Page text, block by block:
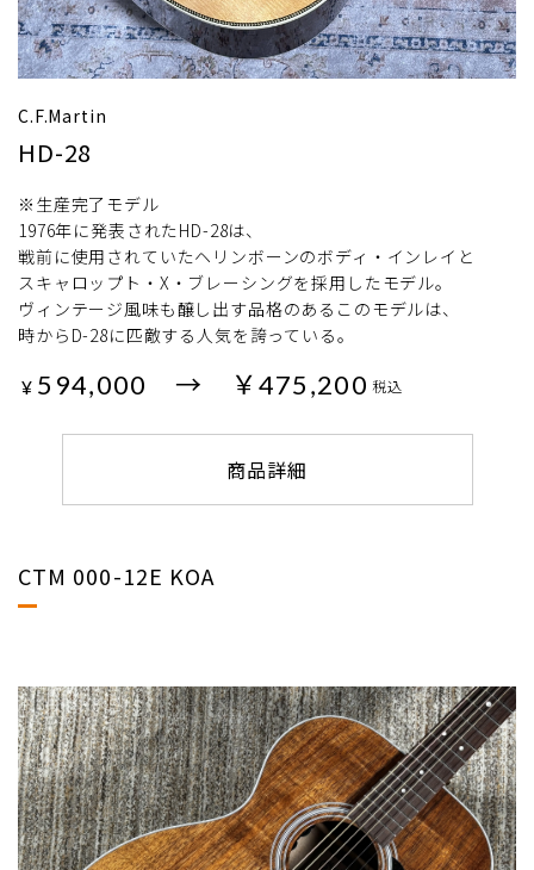
C.F.Martin
HD-28
※生産完了モデル
1976年に発表されたHD-28は、
戦前に使用されていたヘリンボーンのボディ・インレイと
スキャロップト・X・ブレーシングを採用したモデル。
ヴィンテージ風味も醸し出す品格のあるこのモデルは、
時からD-28に匹敵する人気を誇っている。
¥ 594,000 → ￥475,200 税込
商品詳細
CTM 000-12E KOA